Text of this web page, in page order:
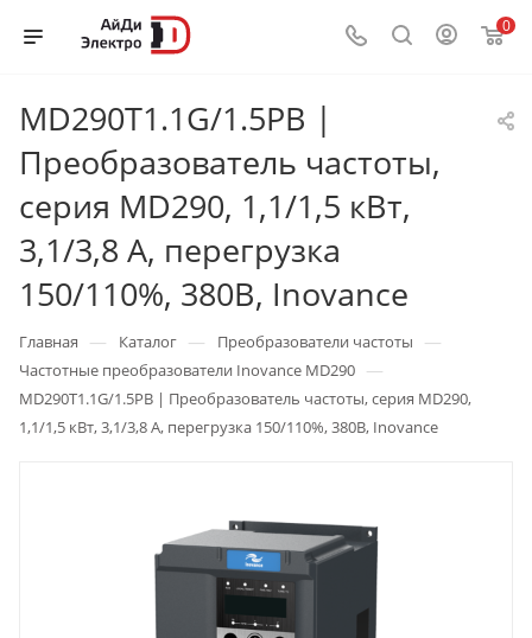
0
MD290T1.1G/1.5PB |
Преобразователь частоты,
серия MD290, 1,1/1,5 кВт,
3,1/3,8 А, перегрузка
150/110%, 380B, Inovance
Главная — Каталог — Преобразователи частоты —
Частотные преобразователи Inovance MD290 —
MD290T1.1G/1.5PB | Преобразователь частоты, серия MD290,
1,1/1,5 кВт, 3,1/3,8 А, перегрузка 150/110%, 380B, Inovance